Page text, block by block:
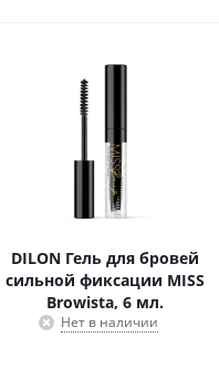
DILON Гель для бровей
сильной фиксации MISS
Browista, 6 мл.
Нет в наличии